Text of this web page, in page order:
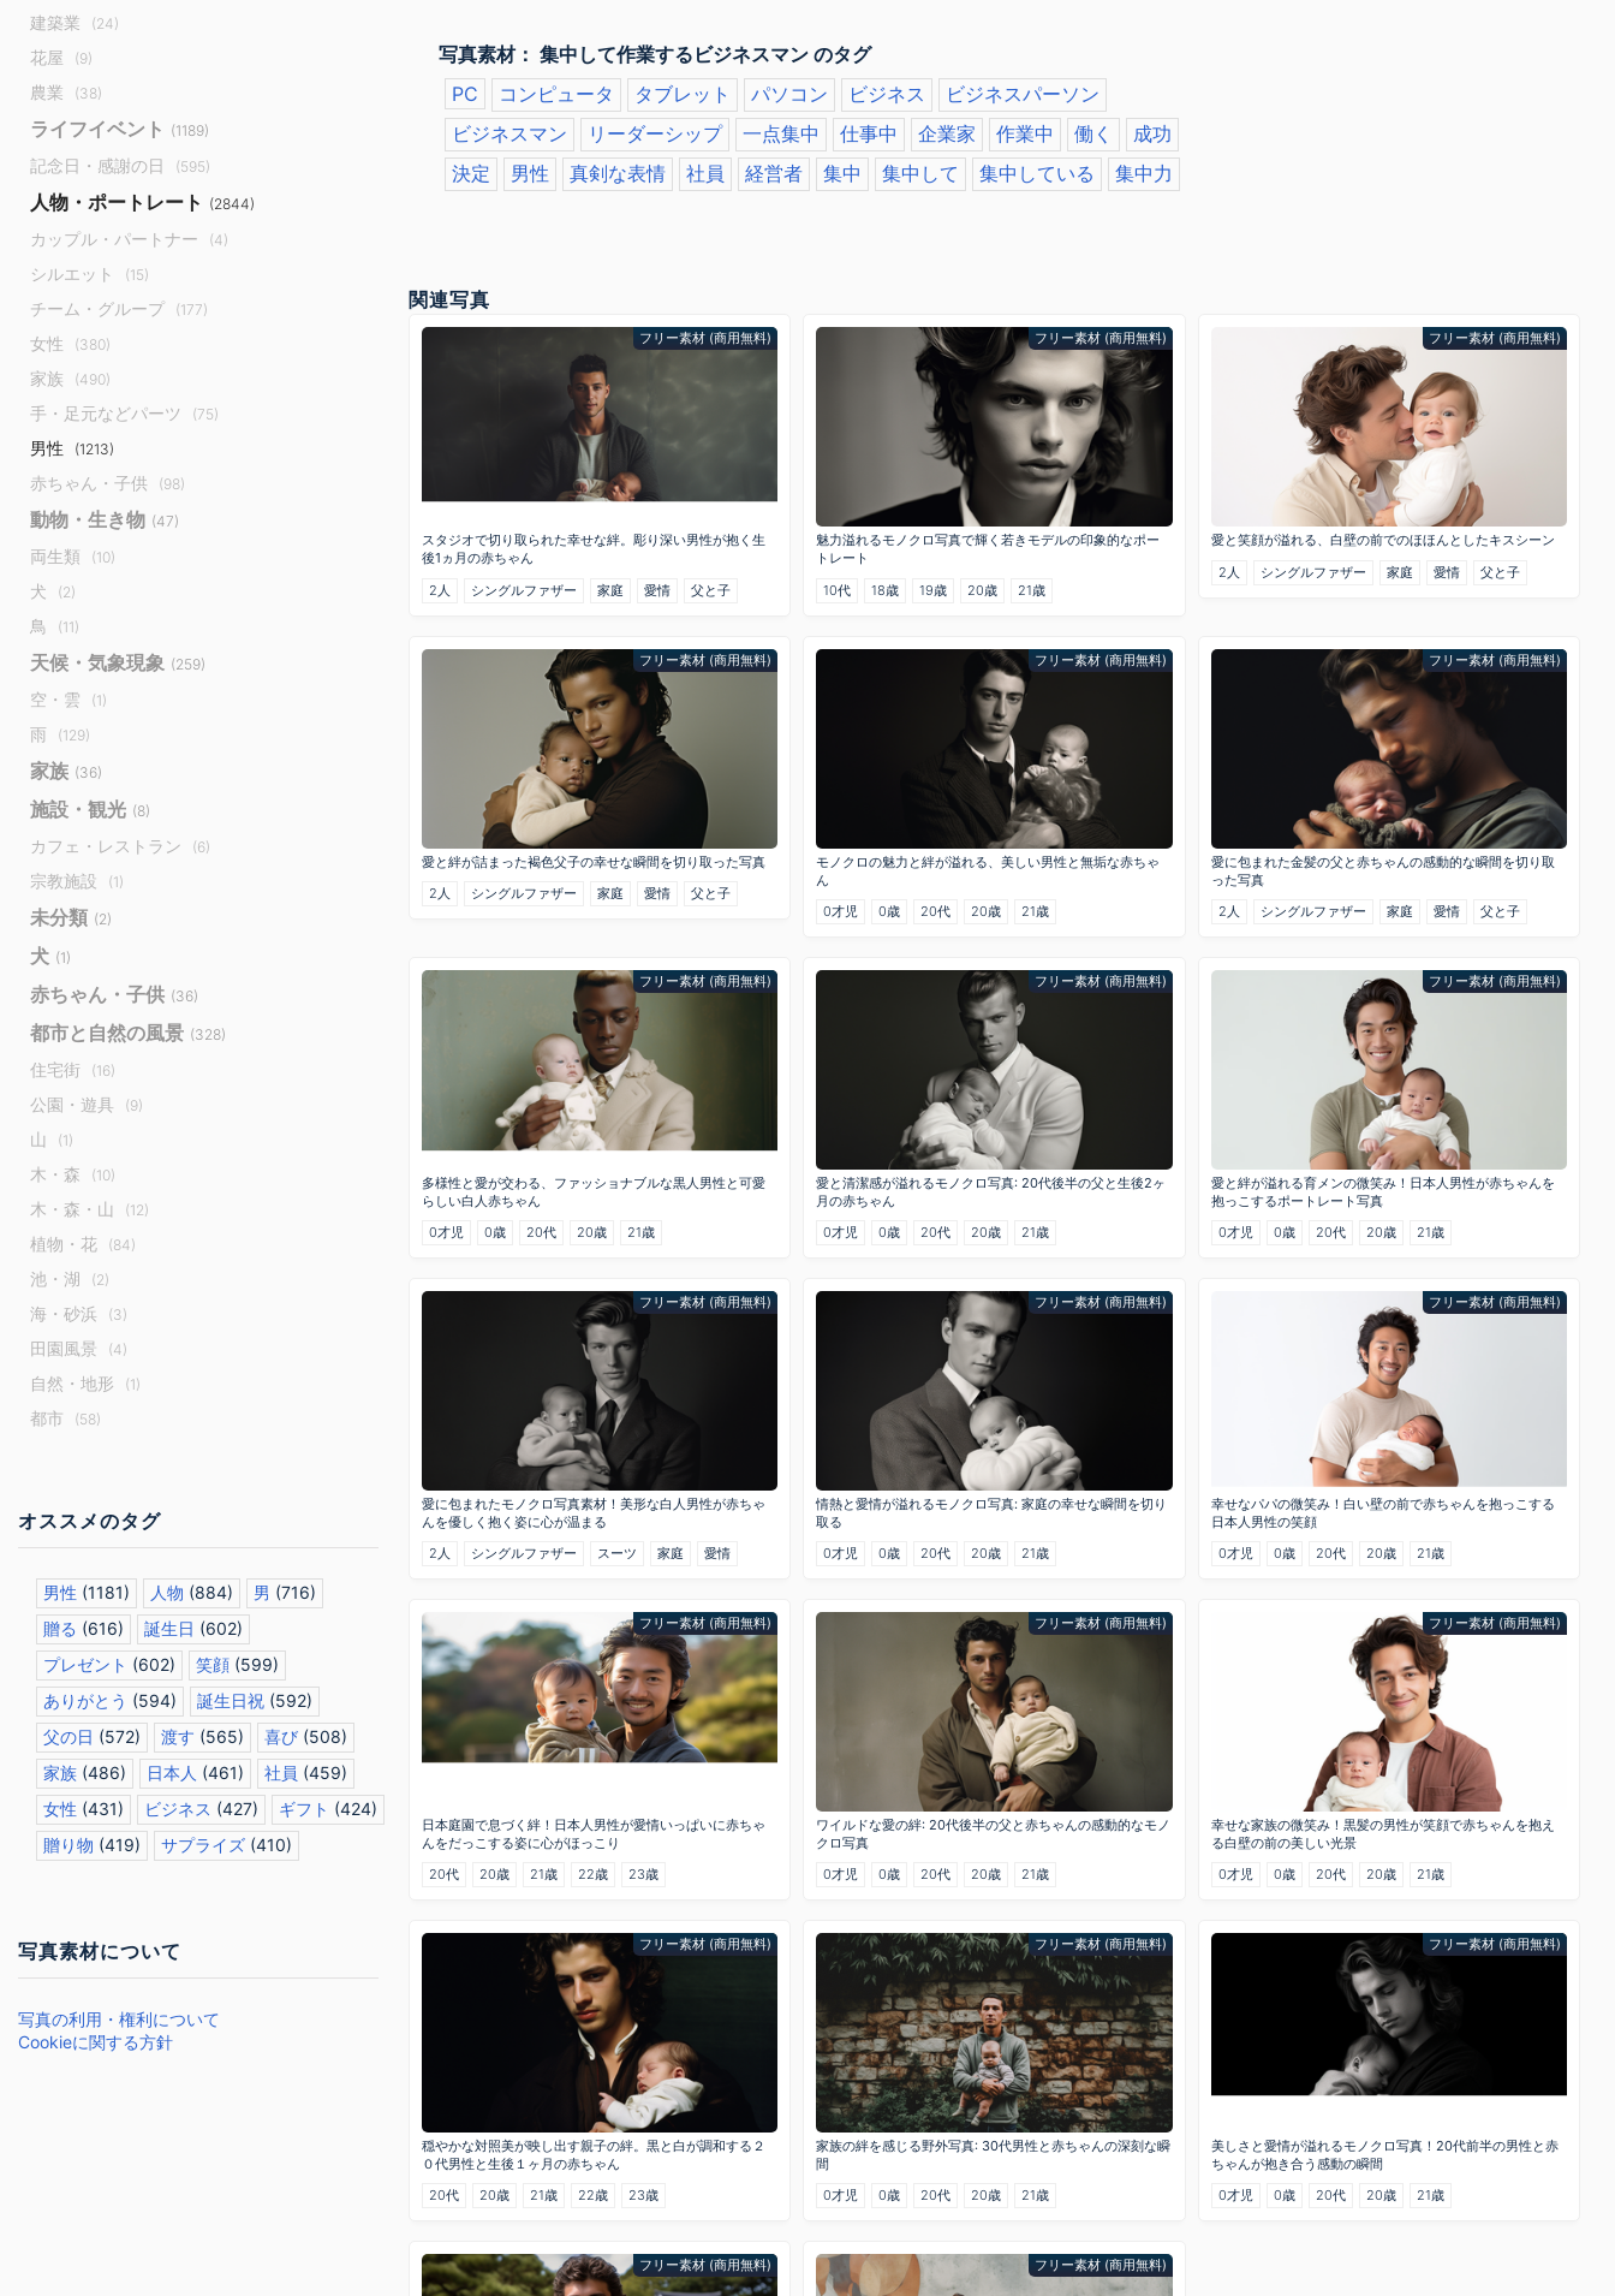
建築業 (24)
花屋 (9)
農業 (38)
ライフイベント (1189)
記念日・感謝の日 (595)
人物・ポートレート (2844)
カップル・パートナー (4)
シルエット (15)
チーム・グループ (177)
女性 (380)
家族 (490)
手・足元などパーツ (75)
男性 (1213)
赤ちゃん・子供 (98)
動物・生き物 (47)
両生類 (10)
犬 (2)
鳥 (11)
天候・気象現象 (259)
空・雲 (1)
雨 (129)
家族 (36)
施設・観光 (8)
カフェ・レストラン (6)
宗教施設 (1)
未分類 (2)
犬 (1)
赤ちゃん・子供 (36)
都市と自然の風景 (328)
住宅街 (16)
公園・遊具 (9)
山 (1)
木・森 (10)
木・森・山 (12)
植物・花 (84)
池・湖 (2)
海・砂浜 (3)
田園風景 (4)
自然・地形 (1)
都市 (58)
オススメのタグ
男性 (1181) 人物 (884) 男 (716)
贈る (616) 誕生日 (602)
プレゼント (602) 笑顔 (599)
ありがとう (594) 誕生日祝 (592)
父の日 (572) 渡す (565) 喜び (508)
家族 (486) 日本人 (461) 社員 (459)
女性 (431) ビジネス (427) ギフト (424)
贈り物 (419) サプライズ (410)
写真素材について
写真の利用・権利について
Cookieに関する方針
写真素材： 集中して作業するビジネスマン のタグ
PC
コンピュータ タブレット パソコン ビジネス
ビジネスパーソン
ビジネスマン
リーダーシップ 一点集中 仕事中 企業家 作業中 働く
成功
決定
男性 真剣な表情 社員 経営者 集中 集中して 集中している 集中力
関連写真
フリー素材 (商用無料)
スタジオで切り取られた幸せな絆。彫り深い男性が抱く生
後1ヵ月の赤ちゃん
2人
シングルファザー 家庭 愛情 父と子
フリー素材 (商用無料)
魅力溢れるモノクロ写真で輝く若きモデルの印象的なポー
トレート
10代
18歳 19歳 20歳 21歳
フリー素材 (商用無料)
愛と笑顔が溢れる、白壁の前でのほほんとしたキスシーン
2人
シングルファザー 家庭 愛情 父と子
フリー素材 (商用無料)
愛と絆が詰まった褐色父子の幸せな瞬間を切り取った写真
2人
シングルファザー 家庭 愛情 父と子
フリー素材 (商用無料)
モノクロの魅力と絆が溢れる、美しい男性と無垢な赤ちゃ
ん
0才児
0歳 20代 20歳 21歳
フリー素材 (商用無料)
愛に包まれた金髪の父と赤ちゃんの感動的な瞬間を切り取
った写真
2人
シングルファザー 家庭 愛情 父と子
フリー素材 (商用無料)
多様性と愛が交わる、ファッショナブルな黒人男性と可愛
らしい白人赤ちゃん
0才児
0歳 20代 20歳 21歳
フリー素材 (商用無料)
愛と清潔感が溢れるモノクロ写真: 20代後半の父と生後2ヶ
月の赤ちゃん
0才児
0歳 20代 20歳 21歳
フリー素材 (商用無料)
愛と絆が溢れる育メンの微笑み！日本人男性が赤ちゃんを
抱っこするポートレート写真
0才児
0歳 20代 20歳 21歳
フリー素材 (商用無料)
愛に包まれたモノクロ写真素材！美形な白人男性が赤ちゃ
んを優しく抱く姿に心が温まる
2人
シングルファザー スーツ 家庭 愛情
フリー素材 (商用無料)
情熱と愛情が溢れるモノクロ写真: 家庭の幸せな瞬間を切り
取る
0才児
0歳 20代 20歳 21歳
フリー素材 (商用無料)
幸せなパパの微笑み！白い壁の前で赤ちゃんを抱っこする
日本人男性の笑顔
0才児
0歳 20代 20歳 21歳
フリー素材 (商用無料)
日本庭園で息づく絆！日本人男性が愛情いっぱいに赤ちゃ
んをだっこする姿に心がほっこり
20代
20歳 21歳 22歳 23歳
フリー素材 (商用無料)
ワイルドな愛の絆: 20代後半の父と赤ちゃんの感動的なモノ
クロ写真
0才児
0歳 20代 20歳 21歳
フリー素材 (商用無料)
幸せな家族の微笑み！黒髪の男性が笑顔で赤ちゃんを抱え
る白壁の前の美しい光景
0才児
0歳 20代 20歳 21歳
フリー素材 (商用無料)
穏やかな対照美が映し出す親子の絆。黒と白が調和する２
０代男性と生後１ヶ月の赤ちゃん
20代
20歳 21歳 22歳 23歳
フリー素材 (商用無料)
家族の絆を感じる野外写真: 30代男性と赤ちゃんの深刻な瞬
間
0才児
0歳 20代 20歳 21歳
フリー素材 (商用無料)
美しさと愛情が溢れるモノクロ写真！20代前半の男性と赤
ちゃんが抱き合う感動の瞬間
0才児
0歳 20代 20歳 21歳
フリー素材 (商用無料) フリー素材 (商用無料)